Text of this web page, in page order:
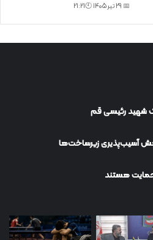
📅 29 تیر 1405 🕙21:21
شهید رئیسی قم
آسیب‌پذیری زیرساخت‌ها
هستند